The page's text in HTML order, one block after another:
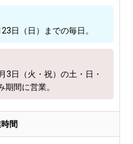
日（日）までの毎日。
3日（火・祝）の土・日・
間に営業。
間